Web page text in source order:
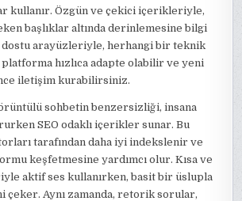
kullanır. Özgün ve çekici içerikleriyle,
başlıklar altında derinlemesine bilgi
dostu arayüzleriyle, herhangi bir teknik
hızlıca adapte olabilir ve yeni
iletişim kurabilirsiniz.
sohbetin benzersizliği, insana
SEO odaklı içerikler sunar. Bu
tarafından daha iyi indekslenir ve
keşfetmesine yardımcı olur. Kısa ve
aktif ses kullanırken, basit bir üslupla
çeker. Aynı zamanda, retorik sorular,